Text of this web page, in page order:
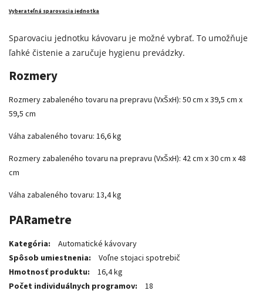
Vyberateľná sparovacia jednotka
Sparovaciu jednotku kávovaru je možné vybrať. To umožňuje
ľahké čistenie a zaručuje hygienu prevádzky.
Rozmery
Rozmery zabaleného tovaru na prepravu (VxŠxH): 50 cm x 39,5 cm x
59,5 cm
Váha zabaleného tovaru: 16,6 kg
Rozmery zabaleného tovaru na prepravu (VxŠxH): 42 cm x 30 cm x 48
cm
Váha zabaleného tovaru: 13,4 kg
PARametre
Kategória:
Automatické kávovary
Spôsob umiestnenia:
Voľne stojaci spotrebič
Hmotnosť produktu:
16,4 kg
Počet individuálnych programov:
18